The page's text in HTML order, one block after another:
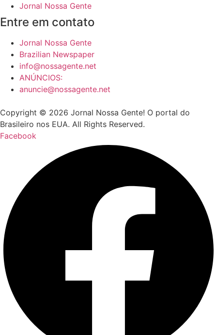
Jornal Nossa Gente
Entre em contato
Jornal Nossa Gente
Brazilian Newspaper
info@nossagente.net
ANÚNCIOS:
anuncie@nossagente.net
Copyright © 2026 Jornal Nossa Gente! O portal do
Brasileiro nos EUA. All Rights Reserved.
Facebook